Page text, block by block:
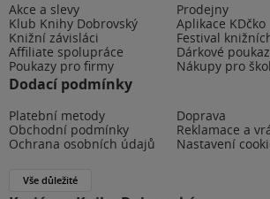
Akce a slevy
Prodejny
Klub Knihy Dobrovský
Aplikace KDčko
Knižní závisláci
Festival
Affiliate spolupráce
Dárkové
Poukazy pro firmy
Nákupy pro
Dodací podmínky
Platební metody
Doprava
Obchodní podmínky
Reklamace a
Ochrana osobních údajů
Nastavení
Vše důležité